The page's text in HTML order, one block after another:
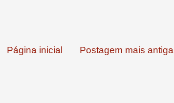
Postagem mais antiga
Página inicial